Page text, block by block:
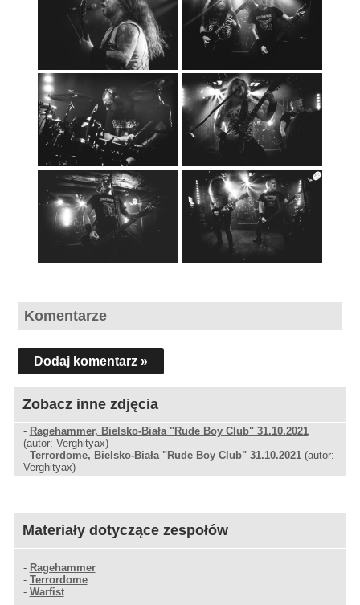
Komentarze
Dodaj komentarz »
Zobacz inne zdjęcia
- Ragehammer, Bielsko-Biała "Rude Boy Club" 31.10.2021
(autor: Verghityax)
- Terrordome, Bielsko-Biała "Rude Boy Club" 31.10.2021(autor:
Verghityax)
Materiały dotyczące zespołów
- Ragehammer
- Terrordome
- Warfist